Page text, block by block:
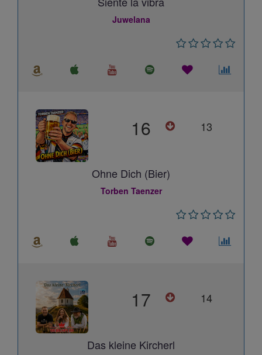
Juwelana
16 13
Ohne Dich (Bier)
Torben Taenzer
17 14
Das kleine Kircherl